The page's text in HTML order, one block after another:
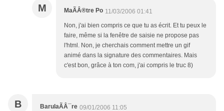
M MaÃÂ®tre Po 11/03/2006 01:41
Non, j'ai bien compris ce que tu as écrit. Et tu peux le
faire, même si la fenêtre de saisie ne propose pas
l'html. Non, je cherchais comment mettre un gif
animé dans la signature des commentaires. Mais
c'est bon, grâce à ton com, j'ai compris le truc 8)
B BarulaÃÂ¯re 09/01/2006 11:05